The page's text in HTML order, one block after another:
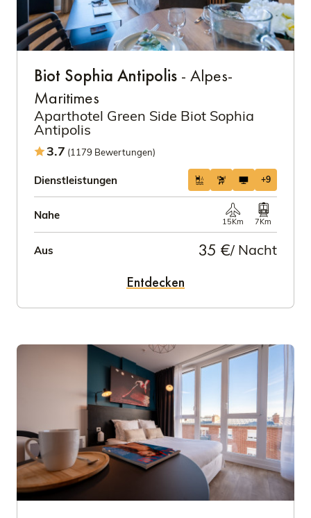
Biot Sophia Antipolis - Alpes-
Maritimes
Aparthotel Green Side Biot Sophia
Antipolis
3.7 (1179 Bewertungen)
Dienstleistungen +9
Nahe
15Km 7Km
Aus 35 €/ Nacht
Entdecken